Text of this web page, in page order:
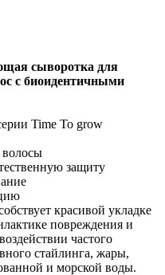
сыворотка для
с биоидентичными
Time To grow
защиту
красивой укладке
повреждения и
частого
стайлинга, жары,
и морской воды.